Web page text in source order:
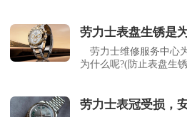
劳力士表盘生锈是
劳力士维修服务中心
为什么呢?(防止表盘生锈
劳力士表冠受损，